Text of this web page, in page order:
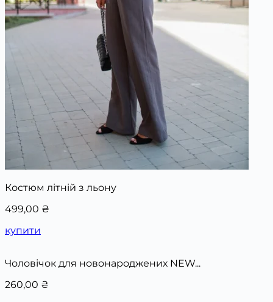
Костюм літній з льону
499,00 ₴
купити
Чоловічок для новонароджених NEW...
260,00 ₴